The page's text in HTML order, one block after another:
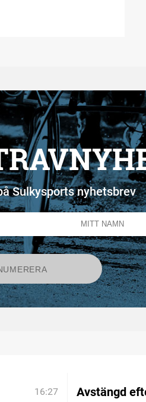
Sulkysports nyhetsbrev
16:27 Avstängd